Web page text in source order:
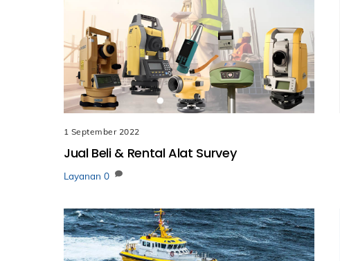
1 September 2022
Jual Beli & Rental Alat Survey
Layanan 0